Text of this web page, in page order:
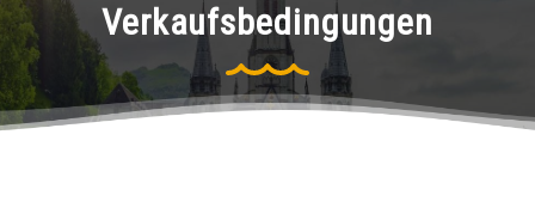
Verkaufsbedingungen